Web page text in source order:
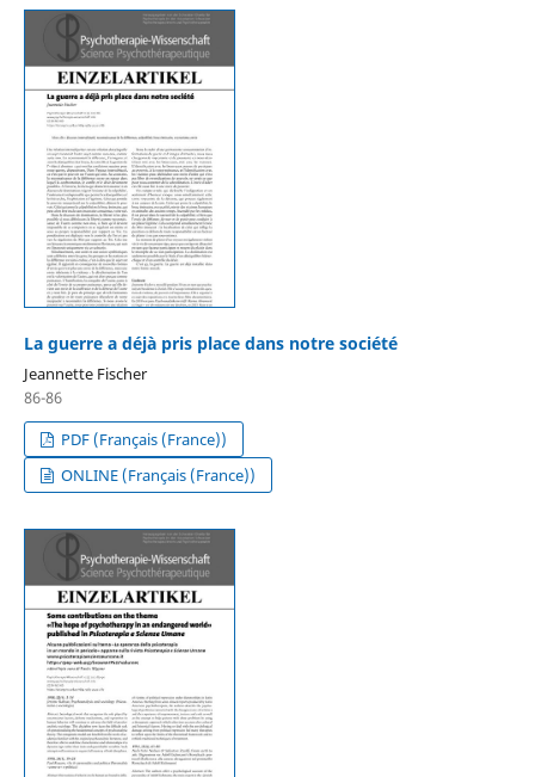
La guerre a déjà pris place dans notre société
Jeannette Fischer
86-86
PDF (Français (France))
ONLINE (Français (France))